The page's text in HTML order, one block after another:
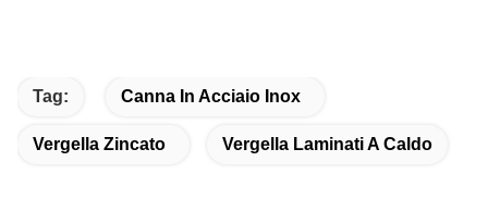
Tag: Canna In Acciaio Inox
Vergella Zincato Vergella Laminati A Caldo